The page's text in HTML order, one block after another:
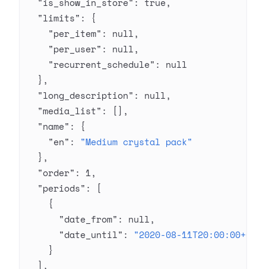
  "limits"
: {
    "per_item"
: null,
    "per_user"
: null,
    "recurrent_schedule"
: null
  },
  "long_description"
: null,
  "media_list"
: [],
  "name"
: {
    "en"
: "Medium crystal pack"
  },
  "order"
: 1,
  "periods"
: [
    {
      "date_from"
: null,
      "date_until"
: "2020-08-
    }
  ],